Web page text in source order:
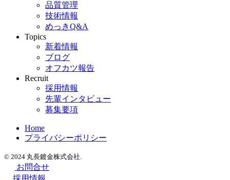
品質管理
技術情報
めっきQ&A
Topics
新着情報
ブログ
オフカツ報告
Recruit
採用情報
先輩インタビュー
募集要項
Home
プライバシーポリシー
© 2024 丸長鍍金株式会社.
お問合せ
採用情報